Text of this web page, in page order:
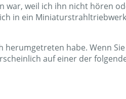
war, weil ich ihn nicht hören
in ein
herumgetreten habe. Wenn
auf einer der